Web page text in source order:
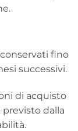
fino
successivi.
di acquisto
dalla